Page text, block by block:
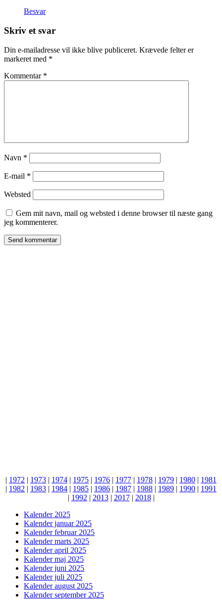
Besvar
Skriv et svar
Din e-mailadresse vil ikke blive publiceret. Krævede felter er
markeret med *
Kommentar *
Navn *
E-mail *
Websted
Gem mit navn, mail og websted i denne browser til næste gang
jeg kommenterer.
| 1972 | 1973 | 1974 | 1975 | 1976 | 1977 | 1978 | 1979 | 1980 | 1981
| 1982 | 1983 | 1984 | 1985 | 1986 | 1987 | 1988 | 1989 | 1990 | 1991
| 1992 | 2013| 2017| 2018|
Kalender 2025
Kalender januar 2025
Kalender februar 2025
Kalender marts 2025
Kalender april 2025
Kalender maj 2025
Kalender juni 2025
Kalender juli 2025
Kalender august 2025
Kalender september 2025